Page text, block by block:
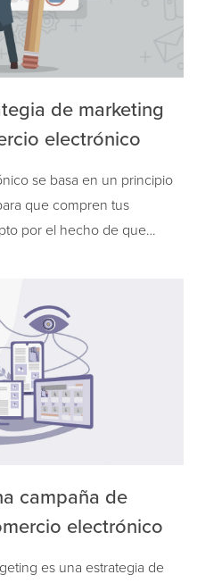
de marketing
electrónico
se basa en un principio
que compren tus
por el hecho de que…
campaña de
electrónico
es una estrategia de